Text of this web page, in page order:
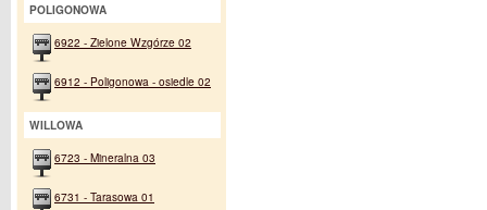
POLIGONOWA
6922 - Zielone Wzgórze 02
6912 - Poligonowa - osiedle 02
WILLOWA
6723 - Mineralna 03
6731 - Tarasowa 01